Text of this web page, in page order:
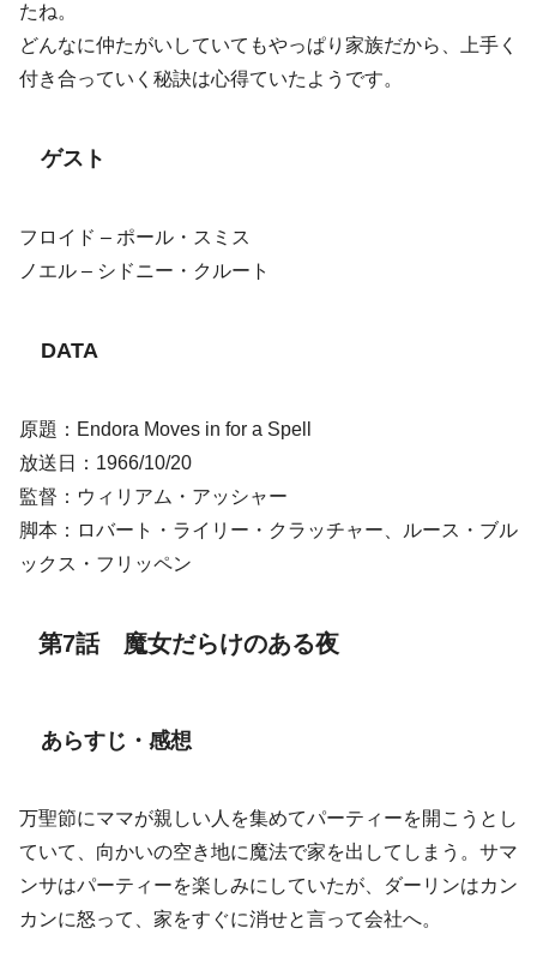
たね。
どんなに仲たがいしていてもやっぱり家族だから、上手く
付き合っていく秘訣は心得ていたようです。
ゲスト
フロイド – ポール・スミス
ノエル – シドニー・クルート
DATA
原題：Endora Moves in for a Spell
放送日：1966/10/20
監督：ウィリアム・アッシャー
脚本：ロバート・ライリー・クラッチャー、ルース・ブル
ックス・フリッペン
第7話 魔女だらけのある夜
あらすじ・感想
万聖節にママが親しい人を集めてパーティーを開こうとし
ていて、向かいの空き地に魔法で家を出してしまう。サマ
ンサはパーティーを楽しみにしていたが、ダーリンはカン
カンに怒って、家をすぐに消せと言って会社へ。